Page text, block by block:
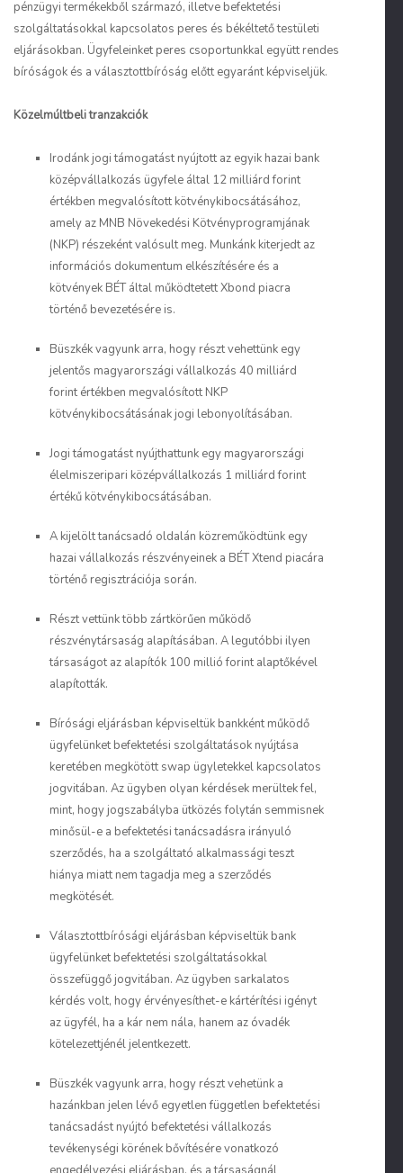
pénzügyi termékekből származó, illetve befektetési
szolgáltatásokkal kapcsolatos peres és békéltető testületi
eljárásokban. Ügyfeleinket peres csoportunkkal együtt rendes
bíróságok és a választottbíróság előtt egyaránt képviseljük.
Közelmúltbeli tranzakciók
Irodánk jogi támogatást nyújtott az egyik hazai bank
középvállalkozás ügyfele által 12 milliárd forint
értékben megvalósított kötvénykibocsátásához,
amely az MNB Növekedési Kötvényprogramjának
(NKP) részeként valósult meg. Munkánk kiterjedt az
információs dokumentum elkészítésére és a
kötvények BÉT által működtetett Xbond piacra
történő bevezetésére is.
Büszkék vagyunk arra, hogy részt vehettünk egy
jelentős magyarországi vállalkozás 40 milliárd
forint értékben megvalósított NKP
kötvénykibocsátásának jogi lebonyolításában.
Jogi támogatást nyújthattunk egy magyarországi
élelmiszeripari középvállalkozás 1 milliárd forint
értékű kötvénykibocsátásában.
A kijelölt tanácsadó oldalán közreműködtünk egy
hazai vállalkozás részvényeinek a BÉT Xtend piacára
történő regisztrációja során.
Részt vettünk több zártkörűen működő
részvénytársaság alapításában. A legutóbbi ilyen
társaságot az alapítók 100 millió forint alaptőkével
alapították.
Bírósági eljárásban képviseltük bankként működő
ügyfelünket befektetési szolgáltatások nyújtása
keretében megkötött swap ügyletekkel kapcsolatos
jogvitában. Az ügyben olyan kérdések merültek fel,
mint, hogy jogszabályba ütközés folytán semmisnek
minősül-e a befektetési tanácsadásra irányuló
szerződés, ha a szolgáltató alkalmassági teszt
hiánya miatt nem tagadja meg a szerződés
megkötését.
Választottbírósági eljárásban képviseltük bank
ügyfelünket befektetési szolgáltatásokkal
összefüggő jogvitában. Az ügyben sarkalatos
kérdés volt, hogy érvényesíthet-e kártérítési igényt
az ügyfél, ha a kár nem nála, hanem az óvadék
kötelezettjénél jelentkezett.
Büszkék vagyunk arra, hogy részt vehetünk a
hazánkban jelen lévő egyetlen független befektetési
tanácsadást nyújtó befektetési vállalkozás
tevékenységi körének bővítésére vonatkozó